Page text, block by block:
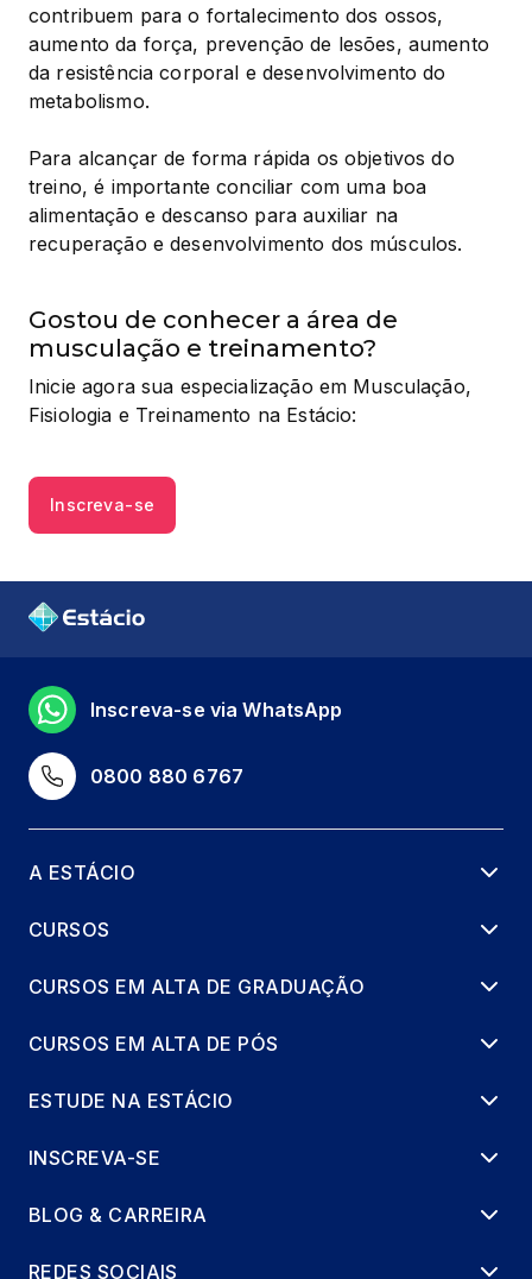
contribuem para o fortalecimento dos ossos,
aumento da força, prevenção de lesões, aumento
da resistência corporal e desenvolvimento do
metabolismo.
Para alcançar de forma rápida os objetivos do
treino, é importante conciliar com uma boa
alimentação e descanso para auxiliar na
recuperação e desenvolvimento dos músculos.
Gostou de conhecer a área de
musculação e treinamento?
Inicie agora sua especialização em Musculação,
Fisiologia e Treinamento na Estácio:
Inscreva-se
0800 880 6767
Inscreva-se via WhatsApp
A ESTÁCIO
CURSOS
CURSOS EM ALTA DE GRADUAÇÃO
CURSOS EM ALTA DE PÓS
ESTUDE NA ESTÁCIO
INSCREVA-SE
BLOG & CARREIRA
REDES SOCIAIS